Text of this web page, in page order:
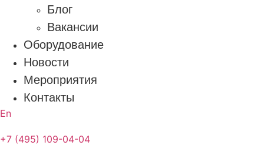
Блог
Вакансии
Оборудование
Новости
Мероприятия
Контакты
En
+7 (495) 109-04-04